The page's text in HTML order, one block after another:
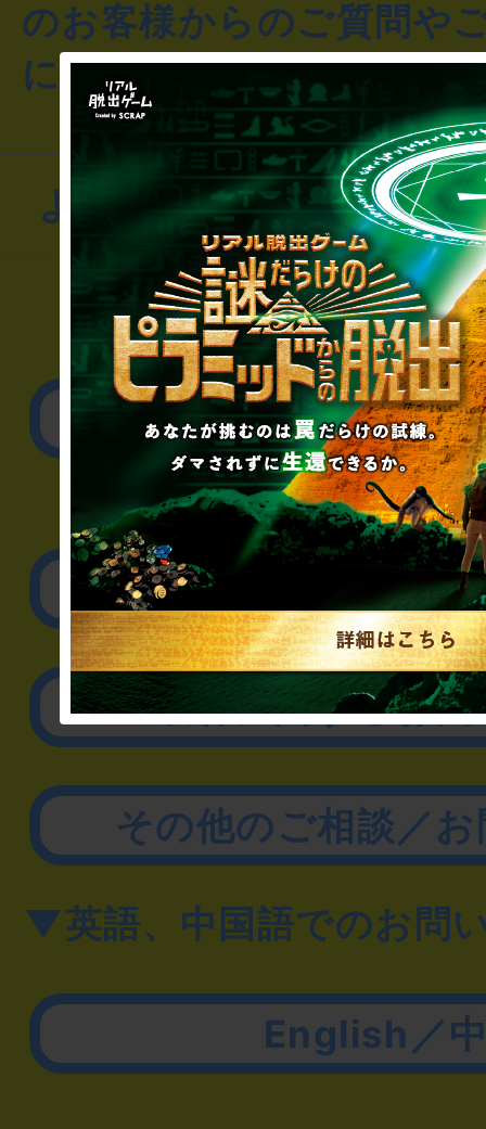
のお客様からのご質問や
にお問い合わせください
よくあるお問い合わせ
▼一般のお客様
公演内容、チケット
▼企業／法人の方
リアル脱出ゲーム制作
取材に関するお
その他のご相談／
▼英語、中国語でのお問
English／